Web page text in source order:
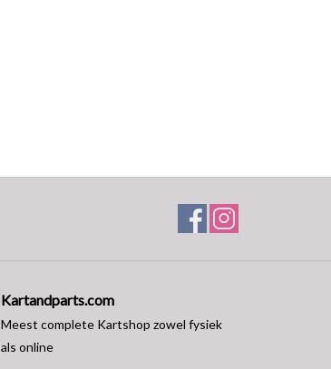
Kartandparts.com
Meest complete Kartshop zowel fysiek
als online